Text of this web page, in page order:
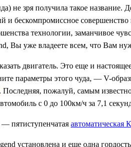
не зря получила такое
и бескомпромиссное
технологии, заманчивое
Вы уже владеете всем, что Вам
двигатель. Это еще и
параметры этого чуда, — V-
. Последняя, пожалуй, самым
с 0 до 100км/ч за 7,1
пятиступенчатая автоматическая
установлена и еще одна